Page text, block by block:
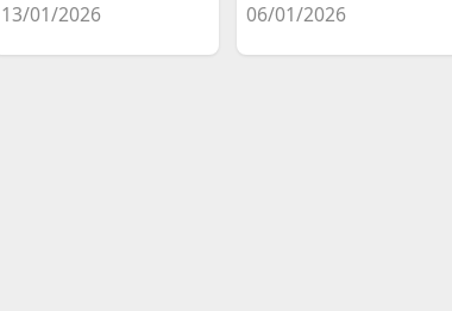
13/01/2026 06/01/2026